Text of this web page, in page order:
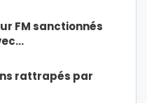
FM sanctionnés
rattrapés par